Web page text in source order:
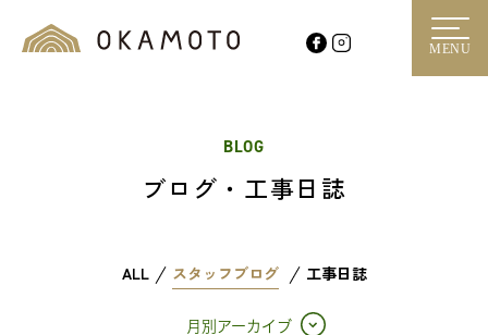
MENU
BLOG
ブログ・工事日誌
ALL スタッフブログ 工事日誌
月別アーカイブ